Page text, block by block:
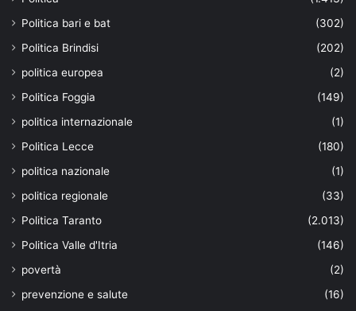
Politica bari e bat
(302)
Politica Brindisi
(202)
politica europea
(2)
Politica Foggia
(149)
politica internazionale
(1)
Politica Lecce
(180)
politica nazionale
(1)
politica regionale
(33)
Politica Taranto
(2.013)
Politica Valle d'Itria
(146)
povertà
(2)
prevenzione e salute
(16)